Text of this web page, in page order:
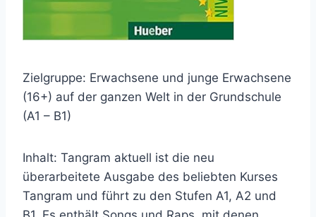
Zielgruppe: Erwachsene und junge Erwachsene
(16+) auf der ganzen Welt in der Grundschule
(A1 – B1)
Inhalt: Tangram aktuell ist die neu
überarbeitete Ausgabe des beliebten Kurses
Tangram und führt zu den Stufen A1, A2 und